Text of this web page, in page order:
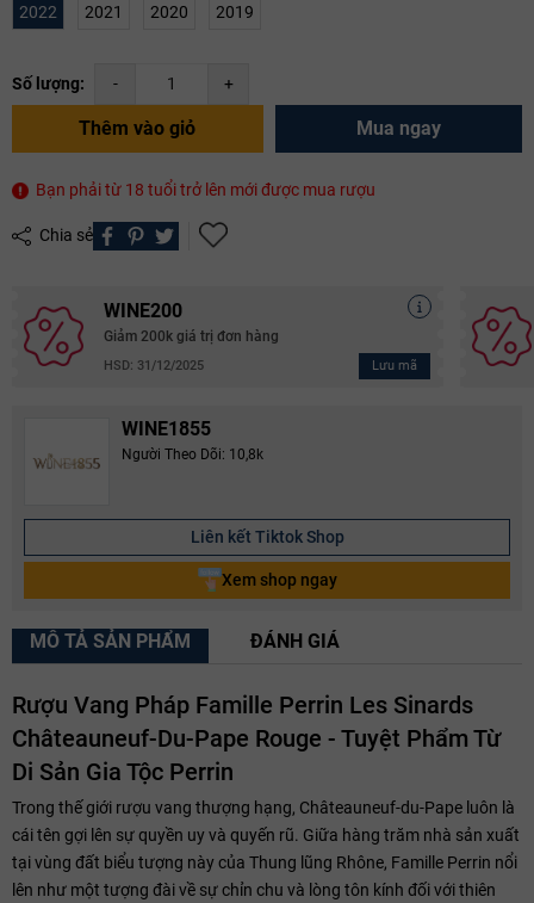
2022 2021 2020 2019
Số lượng: - +
Thêm vào giỏ Mua ngay
Bạn phải từ 18 tuổi trở lên mới được mua rượu
Chia sẻ
WINE200
Giảm 200k giá trị đơn hàng
HSD: 31/12/2025 Lưu mã
WINE1855
Người Theo Dõi: 10,8k
Liên kết Tiktok Shop
Xem shop ngay
MÔ TẢ SẢN PHẨM ĐÁNH GIÁ
Rượu Vang Pháp Famille Perrin Les Sinards
Châteauneuf-Du-Pape Rouge - Tuyệt Phẩm Từ
Di Sản Gia Tộc Perrin
Trong thế giới rượu vang thượng hạng, Châteauneuf-du-Pape luôn là
cái tên gợi lên sự quyền uy và quyến rũ. Giữa hàng trăm nhà sản xuất
tại vùng đất biểu tượng này của Thung lũng Rhône, Famille Perrin nổi
lên như một tượng đài về sự chỉn chu và lòng tôn kính đối với thiên